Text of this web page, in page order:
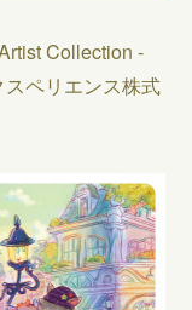
Collection -
ペリエンス株式